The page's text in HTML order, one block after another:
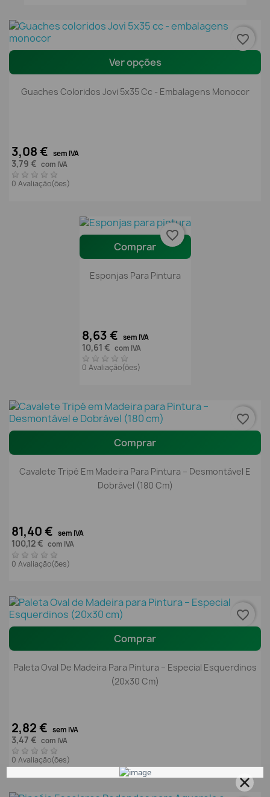
Ver opções
Guaches Coloridos Jovi 5x35 Cc - Embalagens Monocor
3,08 € sem IVA
3,79 € com IVA
0 Avaliação(ões)
favorite_border
Comprar
Esponjas Para Pintura
8,63 € sem IVA
10,61 € com IVA
0 Avaliação(ões)
favorite_border
Comprar
Cavalete Tripé Em Madeira Para Pintura – Desmontável E
Dobrável (180 Cm)
81,40 € sem IVA
100,12 € com IVA
0 Avaliação(ões)
favorite_border
Comprar
Paleta Oval De Madeira Para Pintura – Especial Esquerdinos
(20x30 Cm)
2,82 € sem IVA
3,47 € com IVA
0 Avaliação(ões)
favorite_border